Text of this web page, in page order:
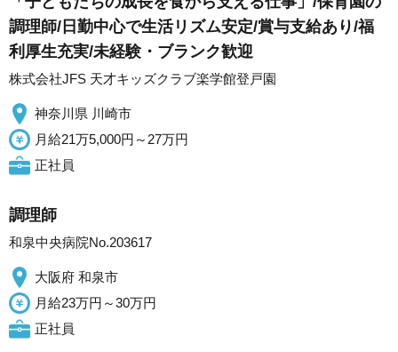
調理師/日勤中心で生活リズム安定/賞与支給あり/福
利厚生充実/未経験・ブランク歓迎
株式会社JFS 天才キッズクラブ楽学館登戸園
神奈川県 川崎市
月給21万5,000円～27万円
正社員
調理師
和泉中央病院No.203617
大阪府 和泉市
月給23万円～30万円
正社員